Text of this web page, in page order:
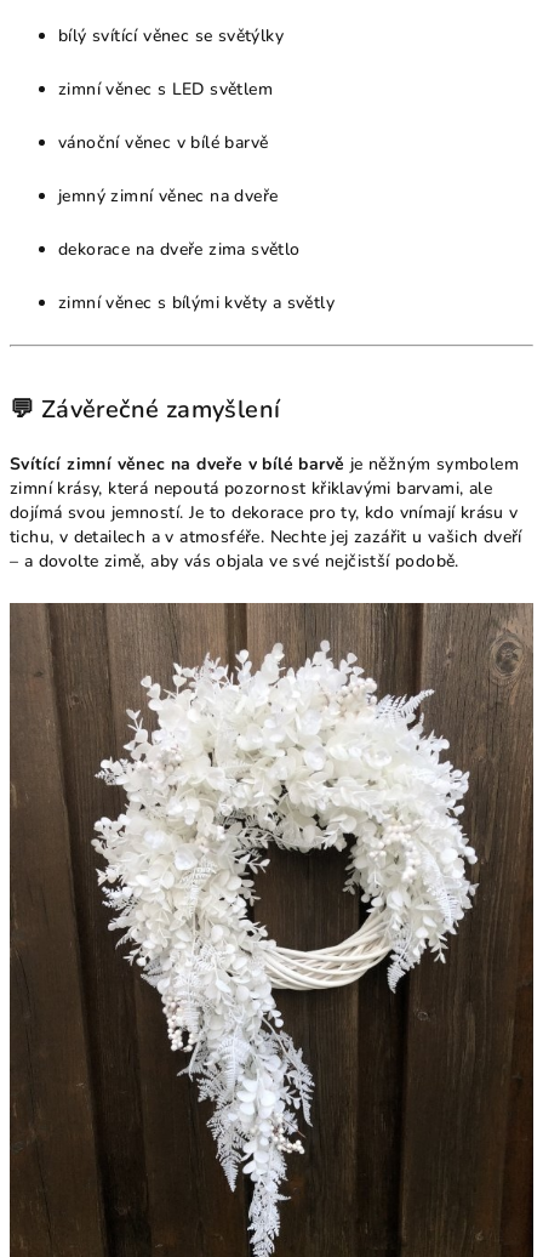
bílý svítící věnec se světýlky
zimní věnec s LED světlem
vánoční věnec v bílé barvě
jemný zimní věnec na dveře
dekorace na dveře zima světlo
zimní věnec s bílými květy a světly
💬 Závěrečné zamyšlení
Svítící zimní věnec na dveře v bílé barvě je něžným symbolem
zimní krásy, která nepoutá pozornost křiklavými barvami, ale
dojímá svou jemností. Je to dekorace pro ty, kdo vnímají krásu v
tichu, v detailech a v atmosféře. Nechte jej zazářit u vašich dveří
– a dovolte zimě, aby vás objala ve své nejčistší podobě.